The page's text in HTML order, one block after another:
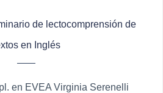
de lectocomprensión de
en Inglés
en EVEA Virginia Serenelli